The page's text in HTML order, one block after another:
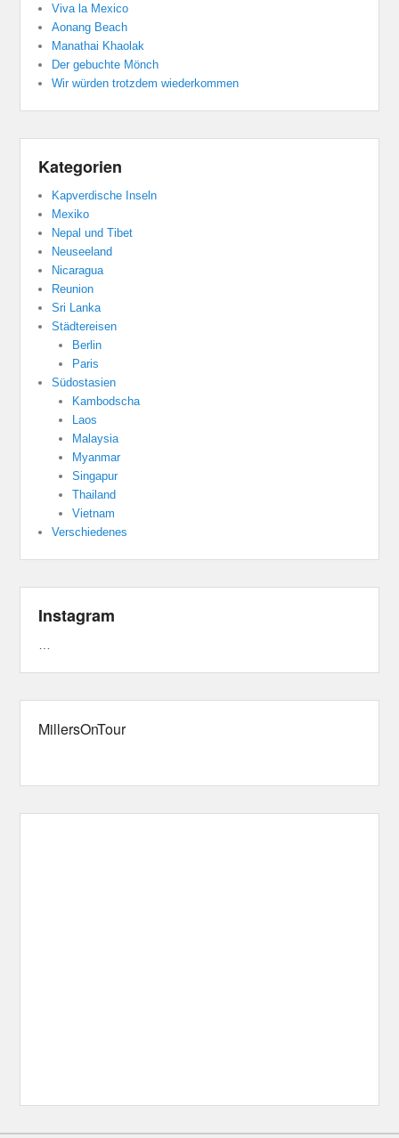
Viva la Mexico
Aonang Beach
Manathai Khaolak
Der gebuchte Mönch
Wir würden trotzdem wiederkommen
Kategorien
Kapverdische Inseln
Mexiko
Nepal und Tibet
Neuseeland
Nicaragua
Reunion
Sri Lanka
Städtereisen
Berlin
Paris
Südostasien
Kambodscha
Laos
Malaysia
Myanmar
Singapur
Thailand
Vietnam
Verschiedenes
Instagram
MillersOnTour